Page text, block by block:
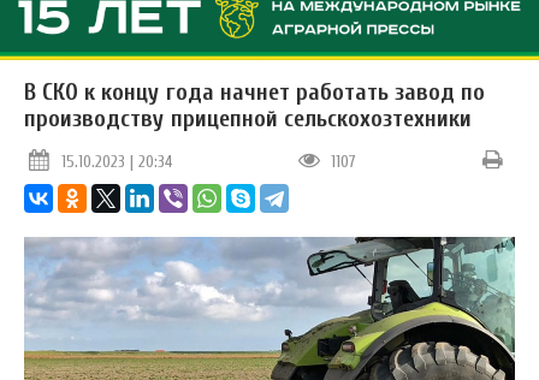
В СКО к концу года начнет работать завод по
производству прицепной сельскохозтехники
15.10.2023 | 20:34 1107